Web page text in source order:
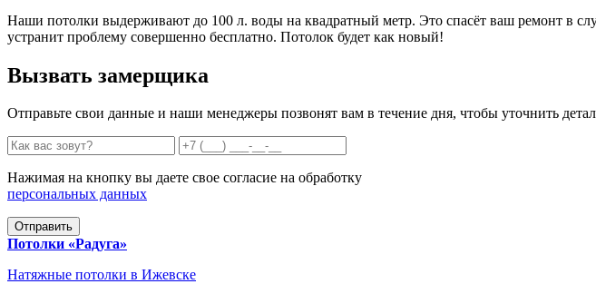
Наши потолки выдерживают до 100 л. воды на квадратный метр. Это спасёт ваш ремонт в
устранит проблему совершенно бесплатно. Потолок будет как новый!
Вызвать замерщика
Отправьте свои данные и наши менеджеры позвонят вам в течение дня, чтобы уточнить
Нажимая на кнопку вы даете свое согласие на обработку
персональных данных
Отправить
Потолки «Радуга»
Натяжные потолки в Ижевске